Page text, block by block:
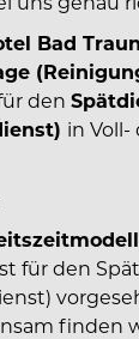
Bad
den
in Voll-
für den
finden